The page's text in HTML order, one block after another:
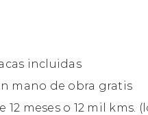
incluidas
mano de obra gratis
meses o 12 mil kms.